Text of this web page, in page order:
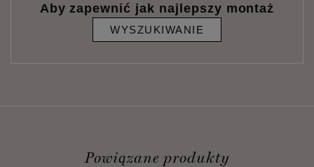
Aby zapewnić jak najlepszy montaż
WYSZUKIWANIE
Powiązane produkty